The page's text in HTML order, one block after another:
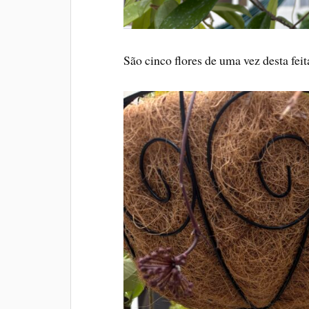
São cinco flores de uma vez desta